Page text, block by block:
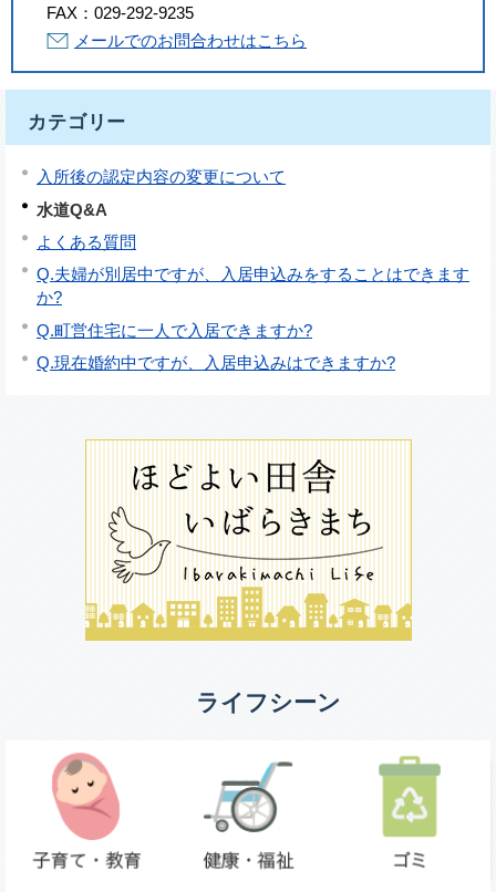
FAX： 029-292-9235
メールでのお問合わせはこちら
カテゴリー
入所後の認定内容の変更について
水道Q&A
よくある質問
Q.夫婦が別居中ですが、入居申込みをすることはできます
か?
Q.町営住宅に一人で入居できますか?
Q.現在婚約中ですが、入居申込みはできますか?
ライフシーン